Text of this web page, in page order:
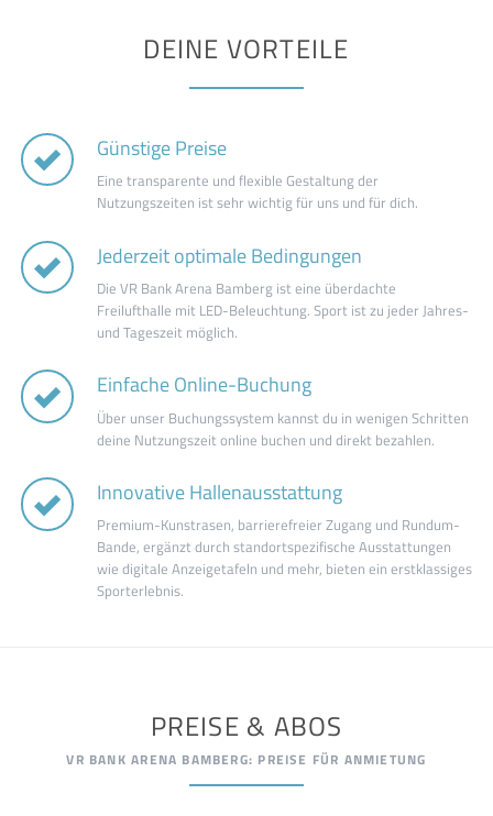
DEINE VORTEILE
Günstige Preise
Eine transparente und flexible Gestaltung der
Nutzungszeiten ist sehr wichtig für uns und für dich.
Jederzeit optimale Bedingungen
Die VR Bank Arena Bamberg ist eine überdachte
Freilufthalle mit LED-Beleuchtung. Sport ist zu jeder Jahres-
und Tageszeit möglich.
Einfache Online-Buchung
Über unser Buchungssystem kannst du in wenigen Schritten
deine Nutzungszeit online buchen und direkt bezahlen.
Innovative Hallenausstattung
Premium-Kunstrasen, barrierefreier Zugang und Rundum-
Bande, ergänzt durch standortspezifische Ausstattungen
wie digitale Anzeigetafeln und mehr, bieten ein erstklassiges
Sporterlebnis.
PREISE & ABOS
VR BANK ARENA BAMBERG: PREISE FÜR ANMIETUNG